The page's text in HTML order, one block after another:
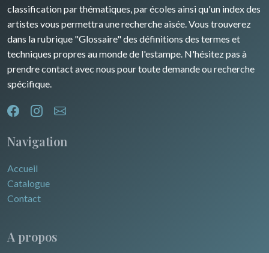
classification par thématiques, par écoles ainsi qu'un index des
artistes vous permettra une recherche aisée. Vous trouverez
dans la rubrique "Glossaire" des définitions des termes et
techniques propres au monde de l'estampe. N'hésitez pas à
prendre contact avec nous pour toute demande ou recherche
spécifique.
Navigation
Accueil
Catalogue
Contact
A propos